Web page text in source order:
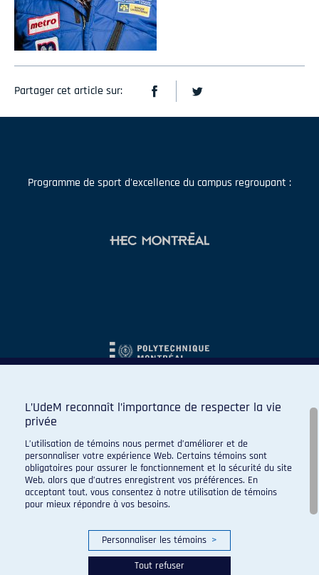
Partager cet article sur:
Programme de sport d'excellence du campus regroupant :
L’UdeM reconnaît l’importance de respecter la vie
privée
L’utilisation de témoins nous permet d’améliorer et de
personnaliser votre expérience Web. Certains témoins sont
obligatoires pour assurer le fonctionnement et la sécurité du site
Web, alors que d’autres enregistrent vos préférences. En
acceptant tout, vous consentez à notre utilisation de témoins
pour mieux répondre à vos besoins.
Personnaliser les témoins >
Tout refuser